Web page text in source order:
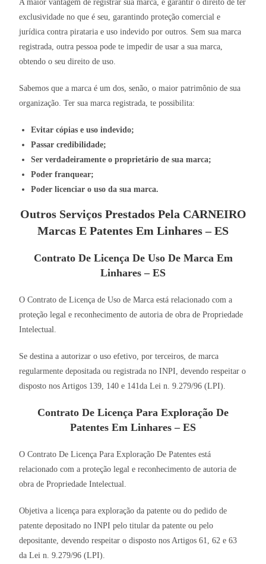
A maior vantagem de registrar sua marca, é garantir o direito de ter
exclusividade no que é seu, garantindo proteção comercial e
jurídica contra pirataria e uso indevido por outros. Sem sua marca
registrada, outra pessoa pode te impedir de usar a sua marca,
obtendo o seu direito de uso.
Sabemos que a marca é um dos, senão, o maior patrimônio de sua
organização. Ter sua marca registrada, te possibilita:
Evitar cópias e uso indevido;
Passar credibilidade;
Ser verdadeiramente o proprietário de sua marca;
Poder franquear;
Poder licenciar o uso da sua marca.
Outros Serviços Prestados Pela CARNEIRO
Marcas E Patentes Em Linhares – ES
Contrato De Licença De Uso De Marca Em
Linhares – ES
O Contrato de Licença de Uso de Marca está relacionado com a
proteção legal e reconhecimento de autoria de obra de Propriedade
Intelectual.
Se destina a autorizar o uso efetivo, por terceiros, de marca
regularmente depositada ou registrada no INPI, devendo respeitar o
disposto nos Artigos 139, 140 e 141da Lei n. 9.279/96 (LPI).
Contrato De Licença Para Exploração De
Patentes Em Linhares – ES
O Contrato De Licença Para Exploração De Patentes está
relacionado com a proteção legal e reconhecimento de autoria de
obra de Propriedade Intelectual.
Objetiva a licença para exploração da patente ou do pedido de
patente depositado no INPI pelo titular da patente ou pelo
depositante, devendo respeitar o disposto nos Artigos 61, 62 e 63
da Lei n. 9.279/96 (LPI).